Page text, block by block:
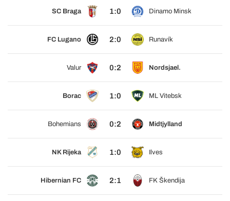
SC Braga 1:0 Dinamo Minsk
FC Lugano 2:0 Runavík
Valur 0:2 Nordsjael.
Borac 1:0 ML Vitebsk
Bohemians 0:2 Midtjylland
NK Rijeka 1:0 Ilves
Hibernian FC 2:1 FK Škendija